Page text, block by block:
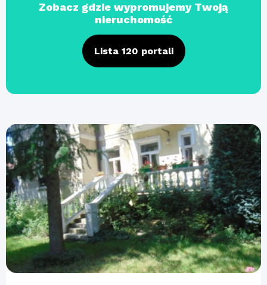
Zobacz gdzie wypromujemy Twoją
nieruchomość
Lista 120 portali